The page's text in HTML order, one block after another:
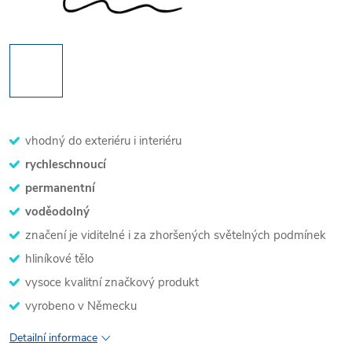
vhodný do exteriéru i interiéru
rychleschnoucí
permanentní
voděodolný
značení je viditelné i za zhoršených světelných podmínek
hliníkové tělo
vysoce kvalitní značkový produkt
vyrobeno v Německu
Detailní informace